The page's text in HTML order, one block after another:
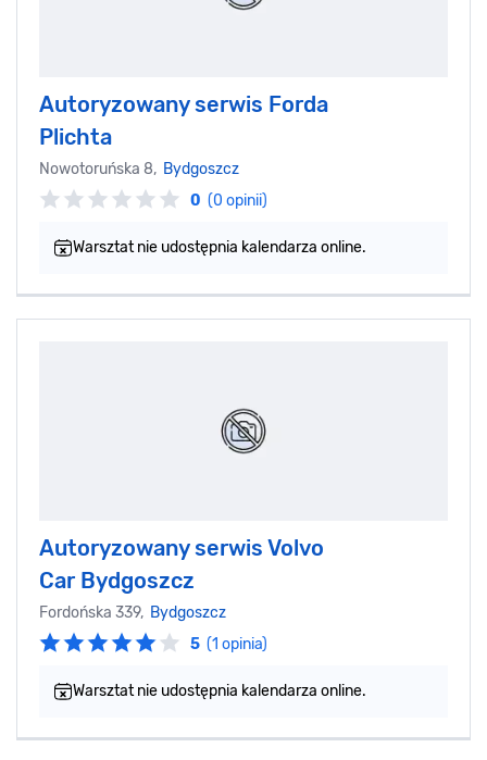
Autoryzowany serwis Forda
Plichta
Nowotoruńska 8, Bydgoszcz
0 (0 opinii)
Warsztat nie udostępnia kalendarza online.
Autoryzowany serwis Volvo
Car Bydgoszcz
Fordońska 339, Bydgoszcz
5 (1 opinia)
Warsztat nie udostępnia kalendarza online.